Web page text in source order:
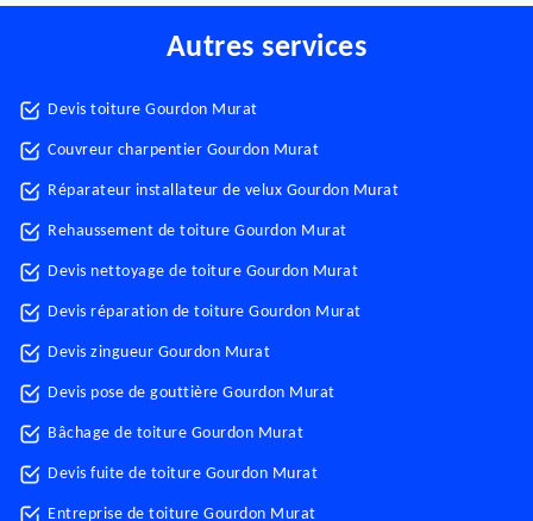
Autres services
Devis toiture Gourdon Murat
Couvreur charpentier Gourdon Murat
Réparateur installateur de velux Gourdon Murat
Rehaussement de toiture Gourdon Murat
Devis nettoyage de toiture Gourdon Murat
Devis réparation de toiture Gourdon Murat
Devis zingueur Gourdon Murat
Devis pose de gouttière Gourdon Murat
Bâchage de toiture Gourdon Murat
Devis fuite de toiture Gourdon Murat
Entreprise de toiture Gourdon Murat